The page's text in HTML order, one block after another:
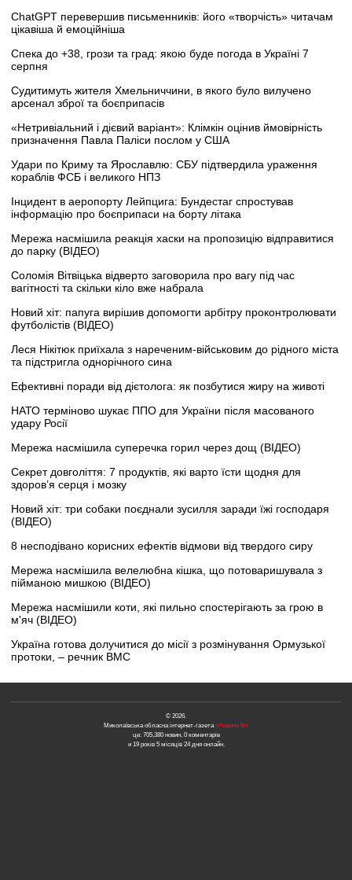
ChatGPT перевершив письменників: його «творчість» читачам
цікавіша й емоційніша
Спека до +38, грози та град: якою буде погода в Україні 7
серпня
Судитимуть жителя Хмельниччини, в якого було вилучено
арсенал зброї та боєприпасів
«Нетривіальний і дієвий варіант»: Клімкін оцінив ймовірність
призначення Павла Паліси послом у США
Удари по Криму та Ярославлю: СБУ підтвердила ураження
кораблів ФСБ і великого НПЗ
Інцидент в аеропорту Лейпцига: Бундестаг спростував
інформацію про боєприпаси на борту літака
Мережа насмішила реакція хаски на пропозицію відправитися
до парку (ВІДЕО)
Соломія Вітвіцька відверто заговорила про вагу під час
вагітності та скільки кіло вже набрала
Новий хіт: папуга вирішив допомогти арбітру проконтролювати
футболістів (ВІДЕО)
Леся Нікітюк приїхала з нареченим-військовим до рідного міста
та підстригла однорічного сина
Ефективні поради від дієтолога: як позбутися жиру на животі
НАТО терміново шукає ППО для України після масованого
удару Росії
Мережа насмішила суперечка горил через дощ (ВІДЕО)
Секрет довголіття: 7 продуктів, які варто їсти щодня для
здоров’я серця і мозку
Новий хіт: три собаки поєднали зусилля заради їжі господаря
(ВІДЕО)
8 несподівано корисних ефектів відмови від твердого сиру
Мережа насмішила велелюбна кішка, що потоваришувала з
пійманою мишкою (ВІДЕО)
Мережа насмішили коти, які пильно спостерігають за грою в
м'яч (ВІДЕО)
Україна готова долучитися до місії з розмінування Ормузької
протоки, – речник ВМС
© 2026.
Миколаївська обласна інтернет-газета«Новини N»
це: 705,380 новин, 0 коментарів
и 19 років 5 місяців 24 дня онлайн.